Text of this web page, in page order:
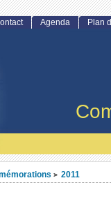
> 2011
Agenda Plan